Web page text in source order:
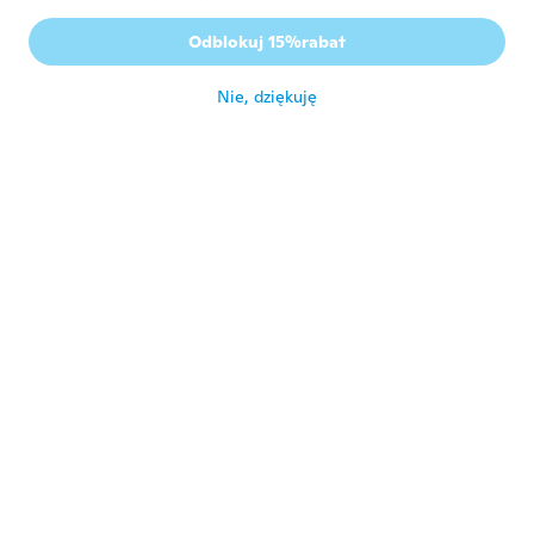
C Rok dołączenia 2018 · 27 opinie
Werkt perfectOdblokuj 15%rabat
Nie, dziękuję